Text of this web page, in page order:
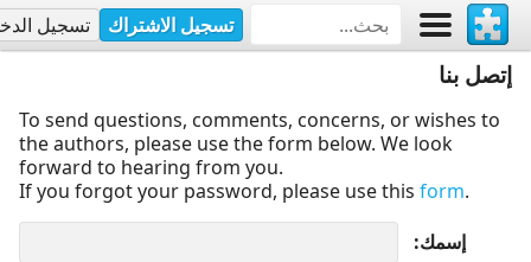
تسجيل الاشتراك تسجيل
إتصل بنا
To send questions, comments, concerns, or wishes to
the authors, please use the form below. We look
forward to hearing from you.
If you forgot your password, please use this form.
إسمك